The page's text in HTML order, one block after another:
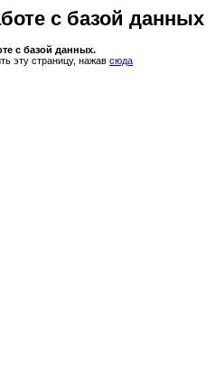
с базой данных
с базой данных.
эту страницу, нажав сюда